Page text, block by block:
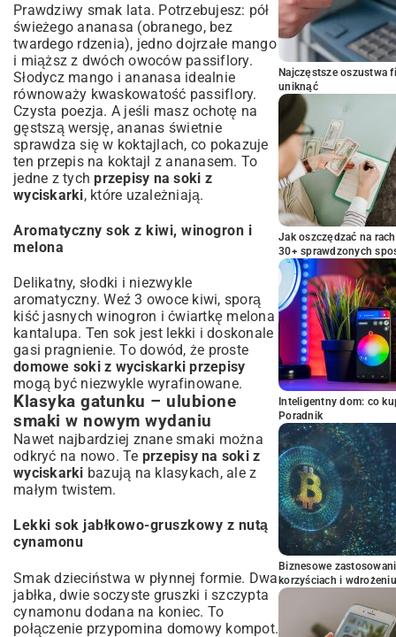
Prawdziwy smak lata. Potrzebujesz: pół
świeżego ananasa (obranego, bez
twardego rdzenia), jedno dojrzałe mango
i miąższ z dwóch owoców passiflory.
Słodycz mango i ananasa idealnie
równoważy kwaskowatość passiflory.
Czysta poezja. A jeśli masz ochotę na
gęstszą wersję, ananas świetnie
sprawdza się w koktajlach, co pokazuje
ten przepis na koktajl z ananasem. To
jedne z tychprzepisy na soki z
wyciskarki, które uzależniają.
Aromatyczny sok z kiwi, winogron i
melona
Delikatny, słodki i niezwykle
aromatyczny. Weź 3 owoce kiwi, sporą
kiść jasnych winogron i ćwiartkę melona
kantalupa. Ten sok jest lekki i doskonale
gasi pragnienie. To dowód, że proste
domowe soki z wyciskarki przepisy
mogą być niezwykle wyrafinowane.
Klasyka gatunku – ulubione
smaki w nowym wydaniu
Nawet najbardziej znane smaki można
odkryć na nowo. Te przepisy na soki z
wyciskarki bazują na klasykach, ale z
małym twistem.
Lekki sok jabłkowo-gruszkowy z nutą
cynamonu
Smak dzieciństwa w płynnej formie. Dwa
jabłka, dwie soczyste gruszki i szczypta
cynamonu dodana na koniec. To
połączenie przypomina domowy kompot.
Najczęstsze oszustwa
uniknąć
Jak oszczędzać na
30+ sprawdzonych
Inteligentny dom: co
Poradnik
Biznesowe
korzyściach i wdrożeniu